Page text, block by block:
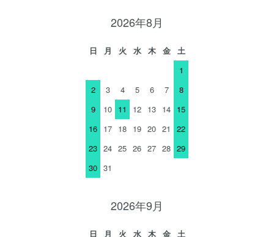
2026年8月
日 月 火 水 木 金
土
1
2
3 4 5 6 7
8
9
10 11 12 13 14 15
16 17 18 19 20 21
22
23 24 25 26 27 28 29
30 31
2026年9月
日 月 火 水 木 金
土